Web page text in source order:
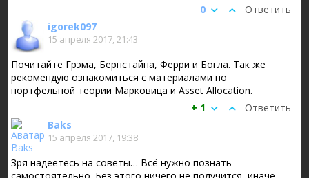
Ответить
0
igorek097
15 апреля 2017, 21:43
Почитайте Грэма, Бернстайна, Ферри и Богла. Так же
рекомендую ознакомиться с материалами по
портфельной теории Марковица и Asset Allocation.
Ответить
+ 1
Baks
15 апреля 2017, 19:38
Зря надеетесь на советы… Всё нужно познать